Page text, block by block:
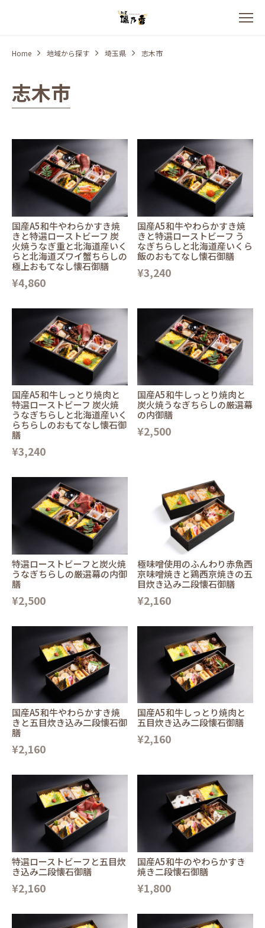
Home 地域から探す 埼玉県 志木市
志木市
国産A5和牛やわらかすき焼
きと特選ローストビーフ 炭
火焼うなぎ重と北海道産いく
らと北海道ズワイ蟹ちらしの
極上おもてなし懐石御膳
¥4,860
国産A5和牛やわらかすき焼
きと特選ローストビーフ う
なぎちらしと北海道産いくら
飯のおもてなし懐石御膳
¥3,240
国産A5和牛しっとり焼肉と
特選ローストビーフ 炭火焼
うなぎちらしと北海道産いく
らちらしのおもてなし懐石御
膳
¥3,240
国産A5和牛しっとり焼肉と
炭火焼うなぎちらしの厳選幕
の内御膳
¥2,500
特選ローストビーフと炭火焼
うなぎちらしの厳選幕の内御
膳
¥2,500
極味噌使用のふんわり赤魚西
京味噌焼きと鶏西京焼きの五
目炊き込み二段懐石御膳
¥2,160
国産A5和牛やわらかすき焼
きと五目炊き込み二段懐石御
膳
¥2,160
国産A5和牛しっとり焼肉と
五目炊き込み二段懐石御膳
¥2,160
特選ローストビーフと五目炊
き込み二段懐石御膳
¥2,160
国産A5和牛のやわらかすき
焼き二段懐石御膳
¥1,800